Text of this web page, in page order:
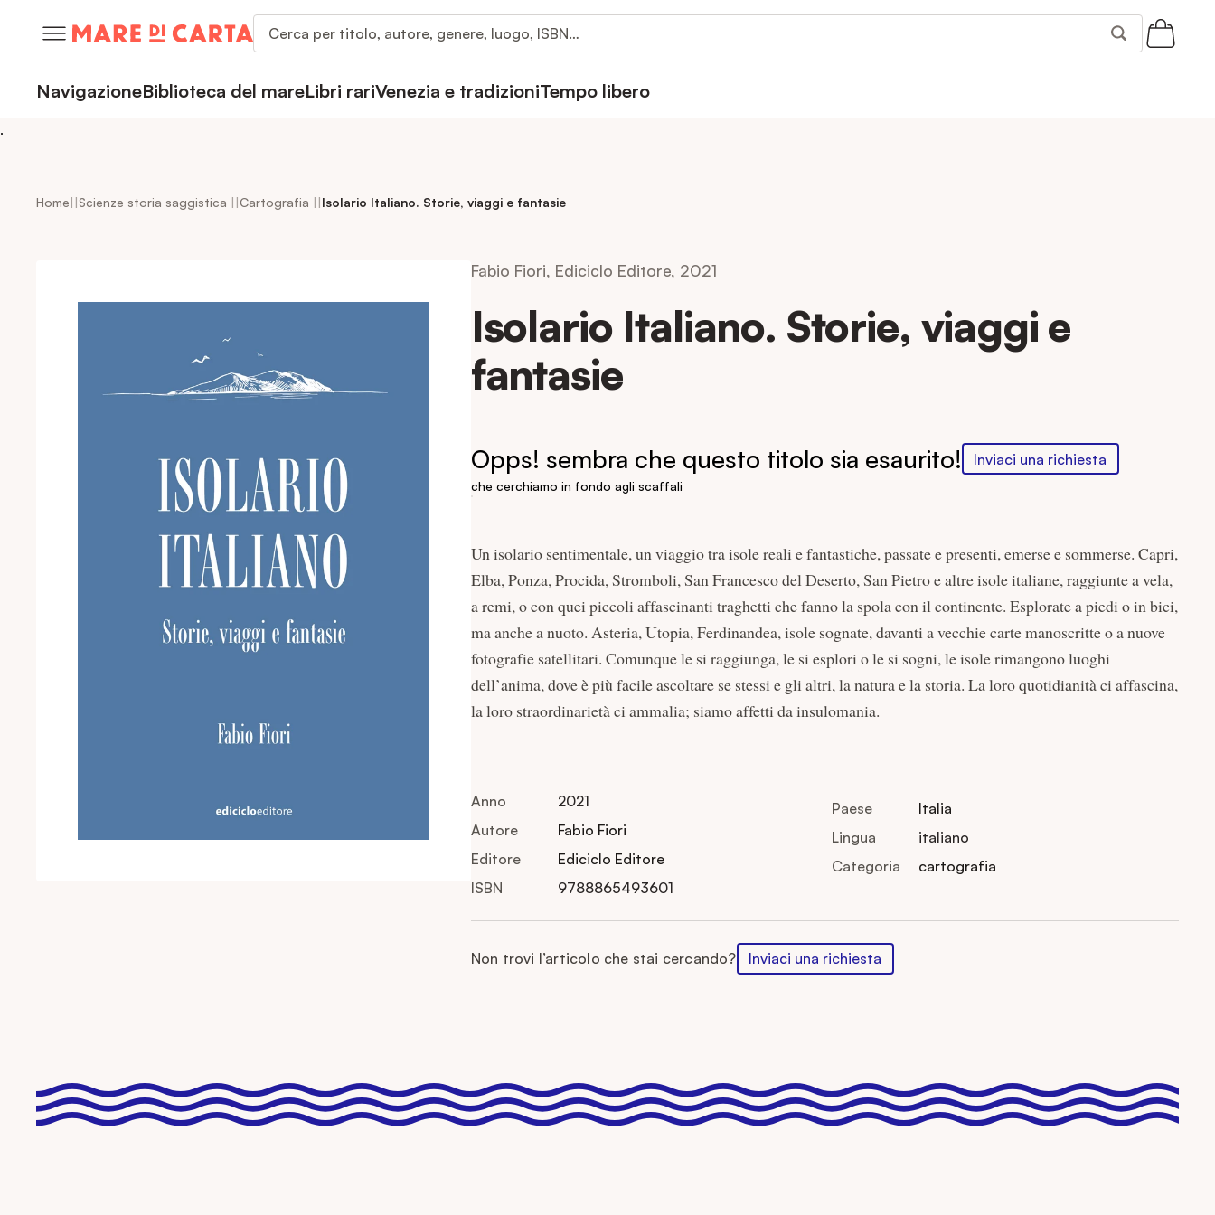
una
NavigazioneBiblioteca del mareLibri rariVenezia e tradizioniTempo libero
.
Home Scienze storia saggistica Cartografia Isolario Italiano. Storie, viaggi e fantasie
Fabio Fiori, Ediciclo Editore, 2021
Isolario Italiano. Storie, viaggi e
fantasie
Opps! sembra che questo titolo sia esaurito! Inviaci una richiesta
che cerchiamo in fondo agli scaffali
Un isolario sentimentale, un viaggio tra isole reali e fantastiche, passate e presenti, emerse e sommerse. Capri,
Elba, Ponza, Procida, Stromboli, San Francesco del Deserto, San Pietro e altre isole italiane, raggiunte a vela,
a remi, o con quei piccoli affascinanti traghetti che fanno la spola con il continente. Esplorate a piedi o in bici,
ma anche a nuoto. Asteria, Utopia, Ferdinandea, isole sognate, davanti a vecchie carte manoscritte o a nuove
fotografie satellitari. Comunque le si raggiunga, le si esplori o le si sogni, le isole rimangono luoghi
dell’anima, dove è più facile ascoltare se stessi e gli altri, la natura e la storia. La loro quotidianità ci affascina,
la loro straordinarietà ci ammalia; siamo affetti da insulomania.
Anno
2021
Autore
Fabio Fiori
Editore
Ediciclo Editore
ISBN
9788865493601
Paese
Italia
Lingua
italiano
Categoria
cartografia
Non trovi l’articolo che stai cercando? Inviaci una richiesta